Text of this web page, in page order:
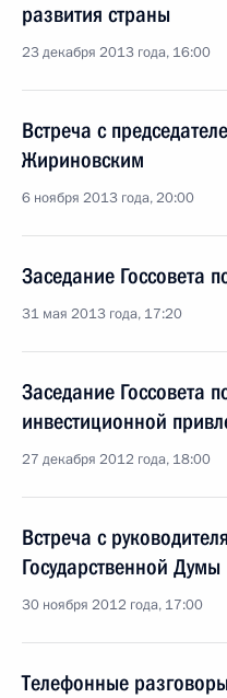
развития страны
23 декабря 2013 года, 16:00
Встреча с
Жириновским
6 ноября 2013 года, 20:00
Заседание Госсовета
31 мая 2013 года, 17:20
Заседание Госсовета
инвестиционной
27 декабря 2012 года, 18:00
Встреча с
Государственной Думы
30 ноября 2012 года, 17:00
Телефонные